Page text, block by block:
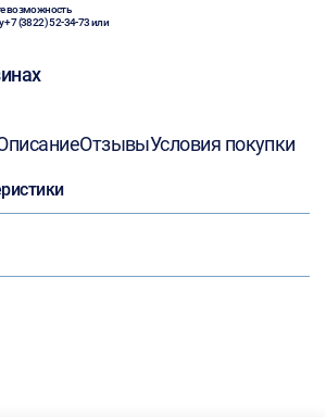
возможность
+7 (3822) 52-34-73или
ОтзывыУсловия покупки